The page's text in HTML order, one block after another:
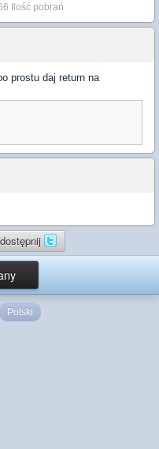
Ilość pobrań
prostu daj return na
Polski